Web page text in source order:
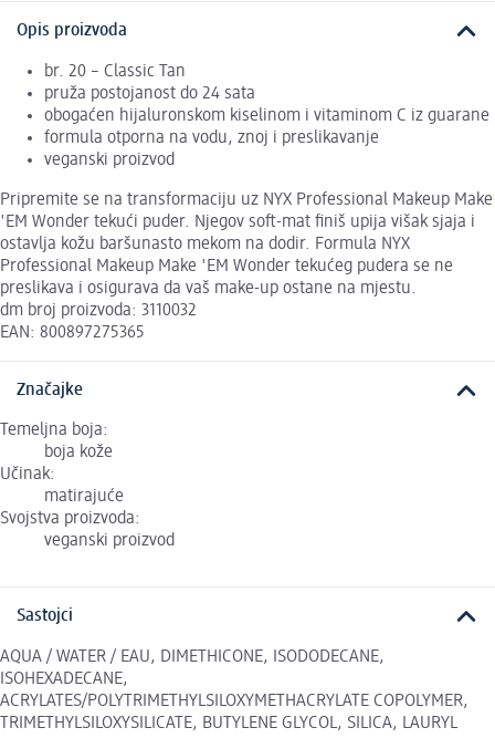
Opis proizvoda
br. 20 – Classic Tan
pruža postojanost do 24 sata
obogaćen hijaluronskom kiselinom i vitaminom C iz guarane
formula otporna na vodu, znoj i preslikavanje
veganski proizvod
Pripremite se na transformaciju uz NYX Professional Makeup Make
'EM Wonder tekući puder. Njegov soft-mat finiš upija višak sjaja i
ostavlja kožu baršunasto mekom na dodir. Formula NYX
Professional Makeup Make 'EM Wonder tekućeg pudera se ne
preslikava i osigurava da vaš make-up ostane na mjestu.
dm broj proizvoda: 3110032
EAN: 800897275365
Značajke
Temeljna boja:
boja kože
Učinak:
matirajuće
Svojstva proizvoda:
veganski proizvod
Sastojci
AQUA / WATER / EAU, DIMETHICONE, ISODODECANE,
ISOHEXADECANE,
ACRYLATES/POLYTRIMETHYLSILOXYMETHACRYLATE COPOLYMER,
TRIMETHYLSILOXYSILICATE, BUTYLENE GLYCOL, SILICA, LAURYL